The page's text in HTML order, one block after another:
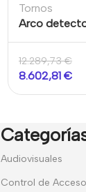
Tornos
Arco
Hikvision
12.289,73€
8.602,81 €
Audiovisuales
Control de